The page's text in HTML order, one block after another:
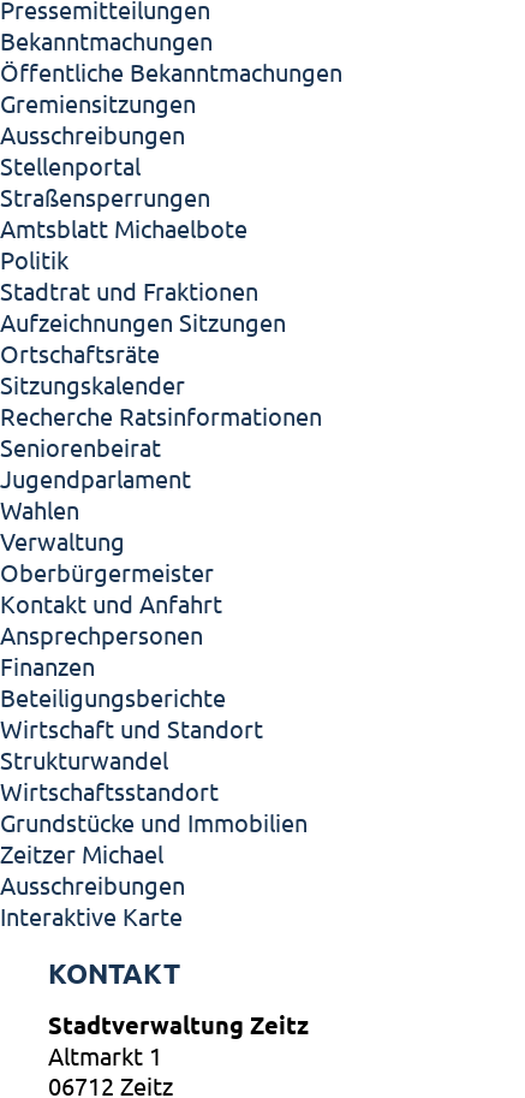
Pressemitteilungen
Bekanntmachungen
Öffentliche Bekanntmachungen
Gremiensitzungen
Ausschreibungen
Stellenportal
Straßensperrungen
Amtsblatt Michaelbote
Politik
Stadtrat und Fraktionen
Aufzeichnungen Sitzungen
Ortschaftsräte
Sitzungskalender
Recherche Ratsinformationen
Seniorenbeirat
Jugendparlament
Wahlen
Verwaltung
Oberbürgermeister
Kontakt und Anfahrt
Ansprechpersonen
Finanzen
Beteiligungsberichte
Wirtschaft und Standort
Strukturwandel
Wirtschaftsstandort
Grundstücke und Immobilien
Zeitzer Michael
Ausschreibungen
Interaktive Karte
KONTAKT
Stadtverwaltung Zeitz
Altmarkt 1
06712 Zeitz